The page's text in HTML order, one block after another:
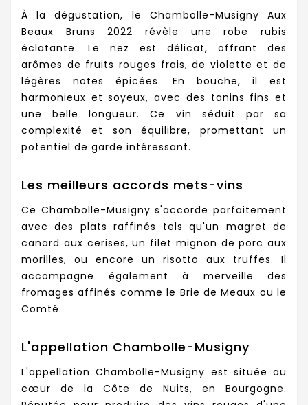
À la dégustation, le Chambolle-Musigny Aux
Beaux Bruns 2022 révèle une robe rubis
éclatante. Le nez est délicat, offrant des
arômes de fruits rouges frais, de violette et de
légères notes épicées. En bouche, il est
harmonieux et soyeux, avec des tanins fins et
une belle longueur. Ce vin séduit par sa
complexité et son équilibre, promettant un
potentiel de garde intéressant.
Les meilleurs accords mets-vins
Ce Chambolle-Musigny s'accorde parfaitement
avec des plats raffinés tels qu'un magret de
canard aux cerises, un filet mignon de porc aux
morilles, ou encore un risotto aux truffes. Il
accompagne également à merveille des
fromages affinés comme le Brie de Meaux ou le
Comté.
L'appellation Chambolle-Musigny
L'appellation Chambolle-Musigny est située au
cœur de la Côte de Nuits, en Bourgogne.